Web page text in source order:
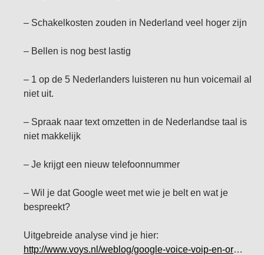
– Schakelkosten zouden in Nederland veel hoger zijn
– Bellen is nog best lastig
– 1 op de 5 Nederlanders luisteren nu hun voicemail al
niet uit.
– Spraak naar text omzetten in de Nederlandse taal is
niet makkelijk
– Je krijgt een nieuw telefoonnummer
– Wil je dat Google weet met wie je belt en wat je
bespreekt?
Uitgebreide analyse vind je hier:
http://www.voys.nl/weblog/google-voice-voip-en-or…